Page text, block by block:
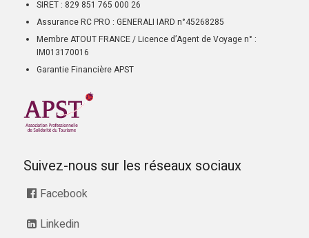
SIRET : 829 851 765 000 26
Assurance RC PRO : GENERALI IARD n°45268285
Membre ATOUT FRANCE / Licence d’Agent de Voyage n° :
IM013170016
Garantie Financière APST
Suivez-nous sur les réseaux sociaux
Facebook
Linkedin